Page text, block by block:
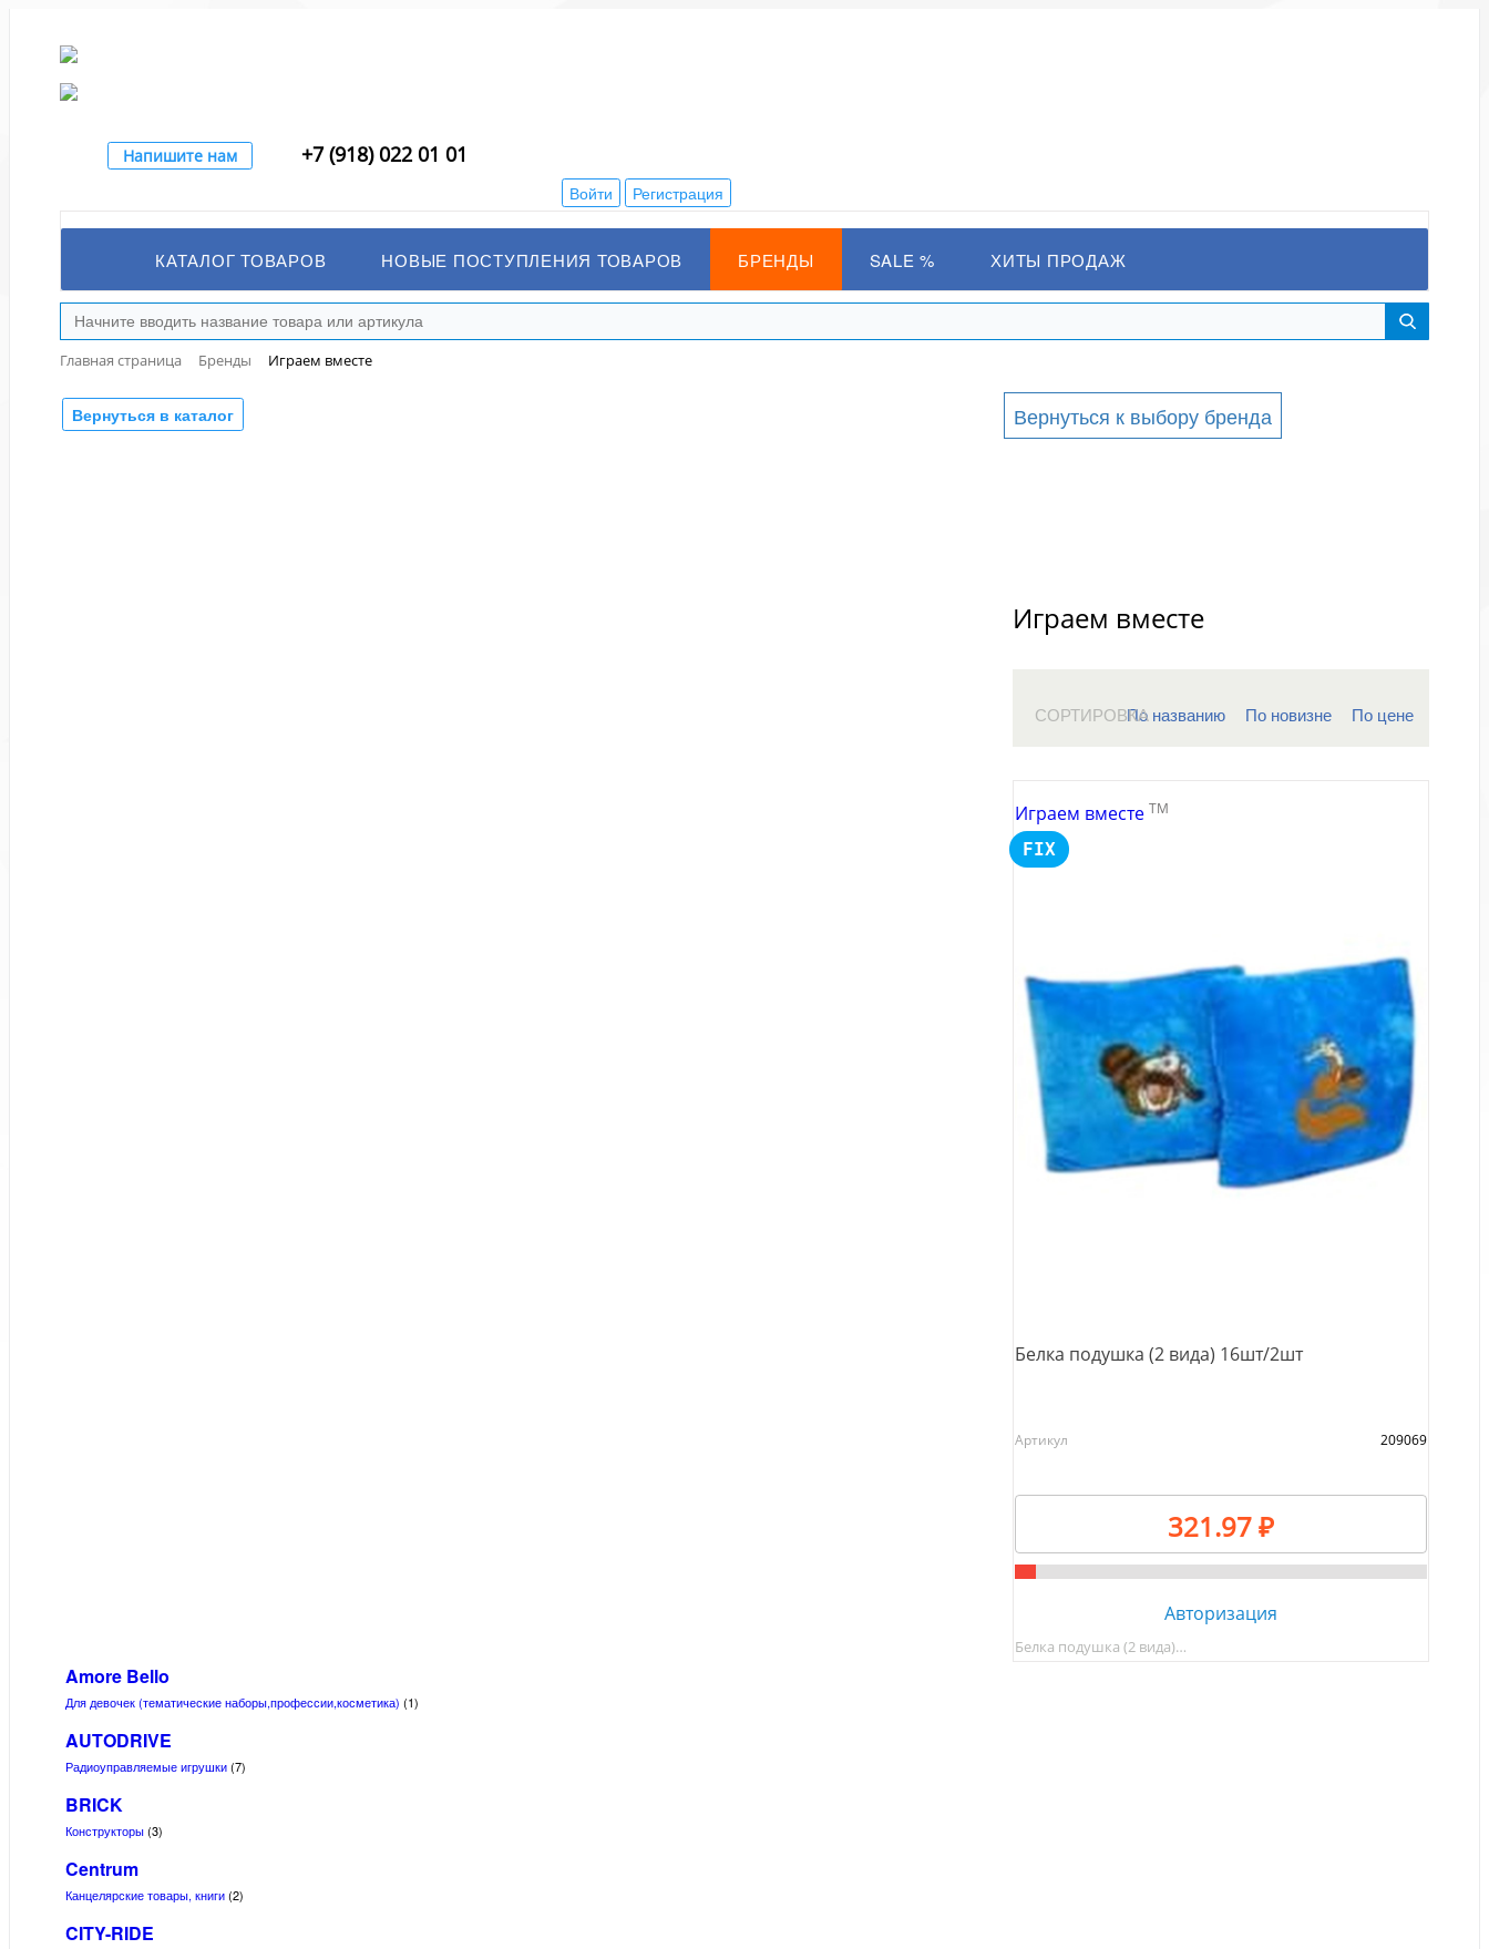
Напишите нам +7 (918) 022 01 01
Войти Регистрация
КАТАЛОГ ТОВАРОВ НОВЫЕ ПОСТУПЛЕНИЯ ТОВАРОВ БРЕНДЫ SALE % ХИТЫ ПРОДАЖ
Главная страница Бренды Играем вместе
Вернуться к выбору бренда
Играем вместе
СОРТИРОВКАПо названию По новизне По цене
Играем вместе TM
FIX
Белка подушка (2 вида) 16шт/2шт
Артикул 209069
321.97 ₽
Авторизация
Белка подушка (2 вида)…
Вернуться в каталог
Amore Bello
Для девочек (тематические наборы,профессии,косметика) (1)
AUTODRIVE
Радиоуправляемые игрушки(7)
BRICK
Конструкторы(3)
Centrum
Канцелярские товары, книги(2)
CITY-RIDE